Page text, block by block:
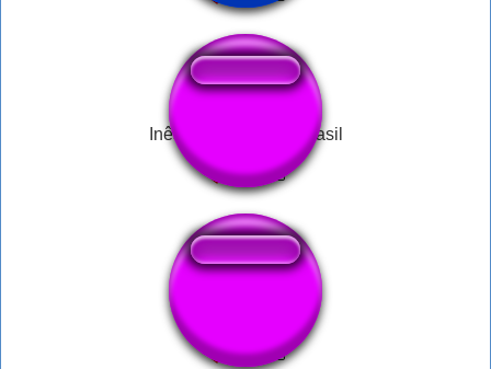
Inês Brasil sempre Brasil